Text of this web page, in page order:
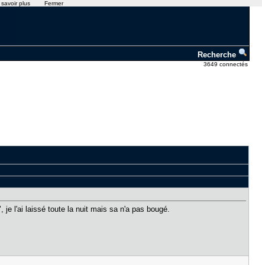
Recherche
3649 connectés
je l'ai laissé toute la nuit mais sa n'a pas bougé.
plus Fermer